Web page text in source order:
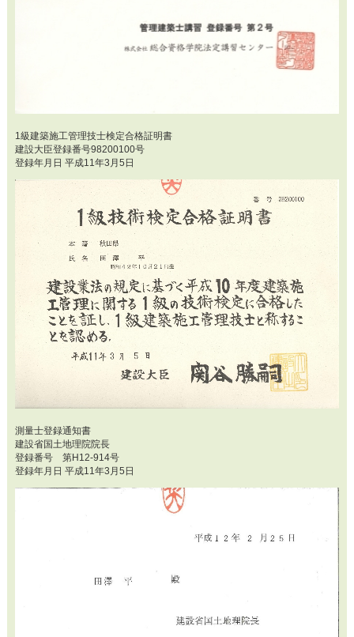
1級建築施工管理技士検定合格証明書
建設大臣登録番号98200100号
登録年月日 平成11年3月5日
測量士登録通知書
建設省国土地理院院長
登録番号 第H12-914号
登録年月日 平成11年3月5日